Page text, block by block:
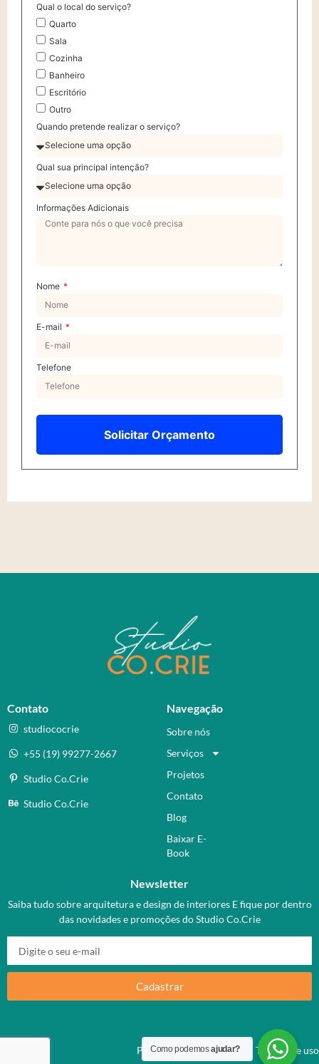
Qual o local do serviço?
Quarto
Sala
Cozinha
Banheiro
Escritório
Outro
Quando pretende realizar o serviço?
Qual sua principal intenção?
Informações Adicionais
Nome
E-mail
Telefone
Solicitar Orçamento
Contato
studiococrie
+55 (19) 99277-2667
Studio Co.Crie
Studio Co.Crie
Navegação
Sobre nós
Serviços
Projetos
Contato
Blog
Baixar E-
Book
Newsletter
Saiba tudo sobre arquitetura e design de interiores E fique por dentro
das novidades e promoções do Studio Co.Crie
Cadastrar
Política de privacidade Termos de uso
Como podemosajudar?